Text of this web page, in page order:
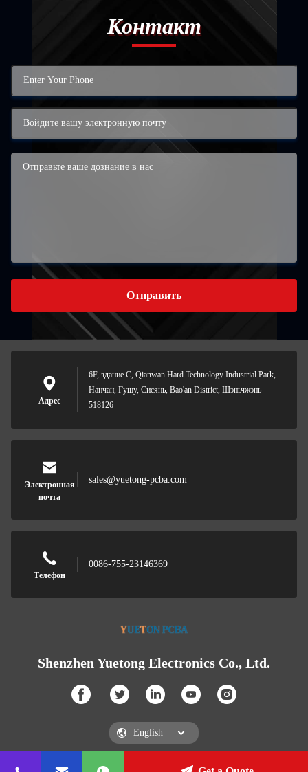
Контакт
Отправить
Адрес
6F, здание C, Qianwan Hard Technology Industrial Park,
Нанчан, Гушу, Сисянь, Bao'an District, Шэньчжэнь
518126
Электронная
почта
sales@yuetong-pcba.com
Телефон
0086-755-23146369
Shenzhen Yuetong Electronics Co., Ltd.